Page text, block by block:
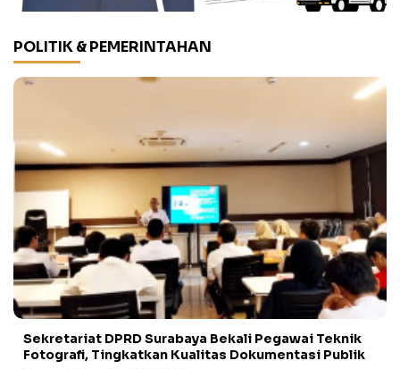
POLITIK & PEMERINTAHAN
Sekretariat DPRD Surabaya Bekali Pegawai Teknik
Fotografi, Tingkatkan Kualitas Dokumentasi Publik